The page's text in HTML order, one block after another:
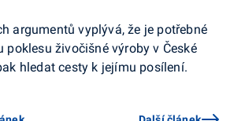
argumentů vyplývá, že je potřebné
poklesu živočišné výroby v České
hledat cesty k jejímu posílení.